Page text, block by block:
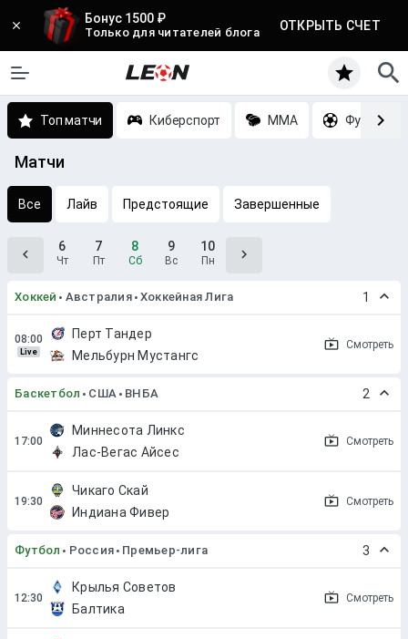
Бонус 1500 ₽
Только для читателей блога ОТКРЫТЬ СЧЕТ
Топ матчи Киберспорт MMA Футбол
Матчи
Все Лайв Предстоящие Завершенные
6
Чт
7
Пт
8
Сб
9
Вс
10
Пн
Хоккей Австралия Хоккейная Лига 1
Live
Перт Тандер
Мельбурн Мустангс
Смотреть
Баскетбол США ВНБА 2
Миннесота Линкс
Лас-Вегас Айсес
Смотреть
Чикаго Скай
Индиана Фивер
Смотреть
Футбол Россия Премьер-лига 3
Крылья Советов
Балтика
Смотреть